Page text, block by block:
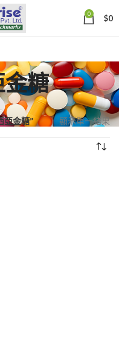
0 $0
糖
亞金糖” 顯示單一結果